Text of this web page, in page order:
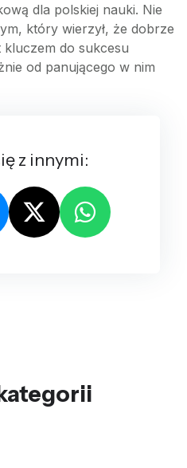
dla polskiej nauki. Nie
który wierzył, że dobrze
do sukcesu
od panującego w nim
z innymi: